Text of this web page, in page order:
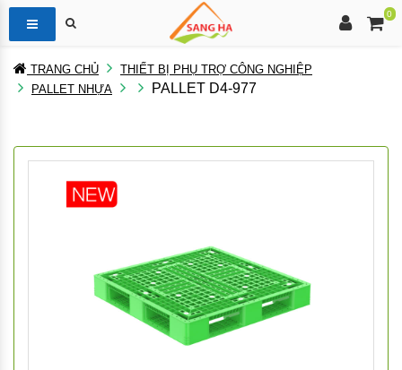
0
TRANG CHỦ
THIẾT BỊ PHỤ TRỢ CÔNG NGHIỆP
PALLET NHỰA
PALLET D4-977